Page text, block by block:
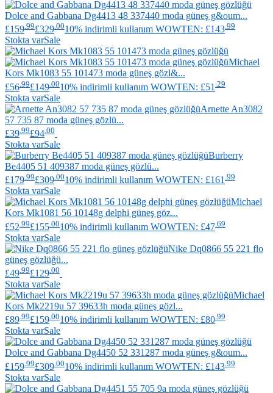
Dolce and Gabbana Dg4413 48 337440 moda güneş g&oum...
£159.99£329.0010% indirimli kullanım WOWTEN: £143.99
Stokta varSale
Michael
Kors Mk1083 55 101473 moda güneş gözl&...
£56 .99£149 .0010% indirimli kullanım WOWTEN: £51 .29
Stokta varSale
Arnette An3082
57 735 87 moda güneş gözlü...
£39 .99£94 .00
Stokta varSale
Burberry
Be4405 51 409387 moda güneş gözlü...
£179.99£309.0010% indirimli kullanım WOWTEN: £161.99
Stokta varSale
Michael
Kors Mk1081 56 10148g delphi güneş göz...
£52 .99£155 .0010% indirimli kullanım WOWTEN: £47 .69
Stokta varSale
Nike Dq0866 55 221 flo
güneş gözlüğü...
£49 .99£129 .00
Stokta varSale
Michael
Kors Mk2219u 57 39633h moda güneş gözl...
£89.99£159.0010% indirimli kullanım WOWTEN: £80.99
Stokta varSale
Dolce and Gabbana Dg4450 52 331287 moda güneş g&oum...
£159 .99£309 .0010% indirimli kullanım WOWTEN: £143 .99
Stokta varSale